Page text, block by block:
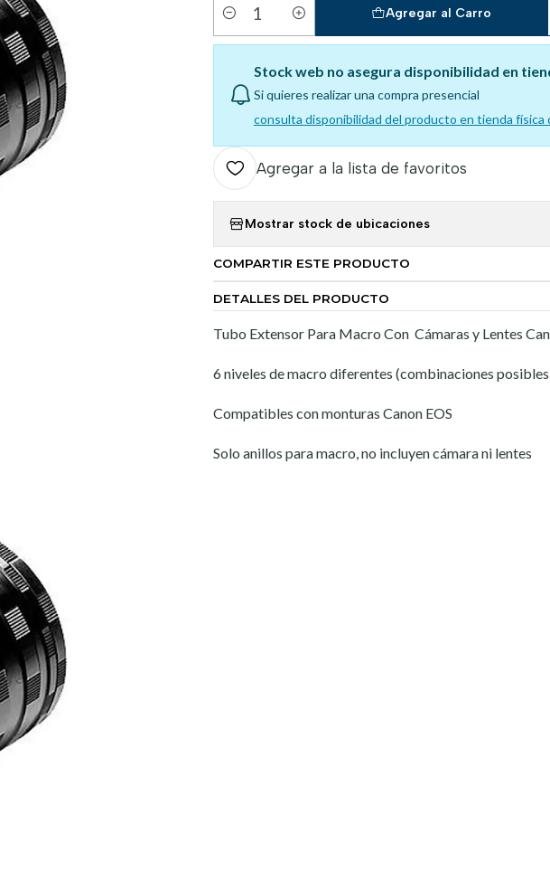
Cantidad
Agregar al Carro
Stock web no asegura disponibilidad en
Si quieres realizar una compra presencial
consulta disponibilidad del producto en tienda física
Agregar a la lista de favoritos
Mostrar stock de ubicaciones
COMPARTIR ESTE PRODUCTO
DETALLES DEL PRODUCTO
Tubo Extensor Para Macro Con Cámaras y Lentes
6 niveles de macro diferentes (combinaciones posibles
Compatibles con monturas Canon EOS
Solo anillos para macro, no incluyen cámara ni lentes